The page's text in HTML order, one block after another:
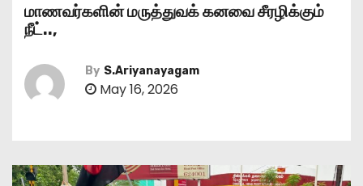
மாணவர்களின் மருத்துவக் கனவை சீரழிக்கும்
நீட்..,
By S.Ariyanayagam
May 16, 2026